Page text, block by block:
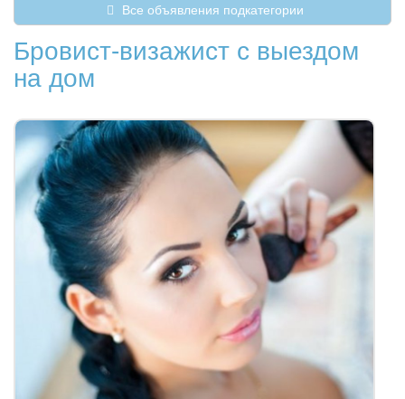
Все объявления подкатегории
Бровист-визажист с выездом
на дом